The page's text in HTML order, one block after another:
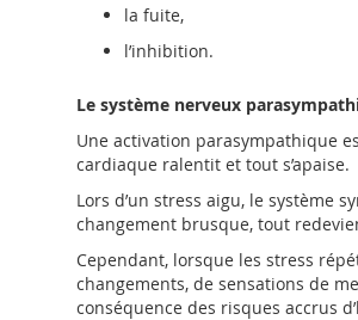
la fuite,
l’inhibition.
Le système nerveux
Une activation parasympathique
cardiaque ralentit et tout s’apaise.
Lors d’un stress aigu, le système
changement brusque, tout
Cependant, lorsque les stress
changements, de sensations de
conséquence des risques accrus